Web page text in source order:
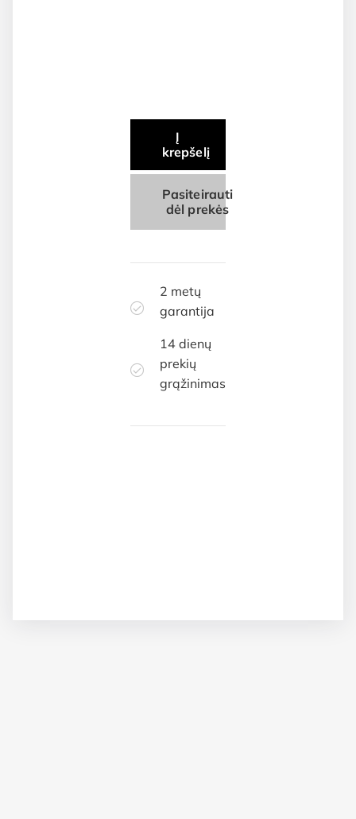
Į
krepšelį
Pasiteirauti
dėl prekės
2 metų
garantija
14 dienų
prekių
grąžinimas